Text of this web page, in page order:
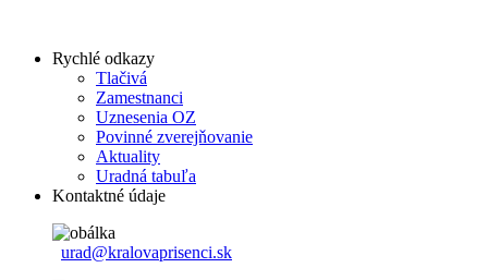
Rychlé odkazy
Tlačivá
Zamestnanci
Uznesenia OZ
Povinné zverejňovanie
Aktuality
Uradná tabuľa
Kontaktné údaje
urad@kralovaprisenci.sk